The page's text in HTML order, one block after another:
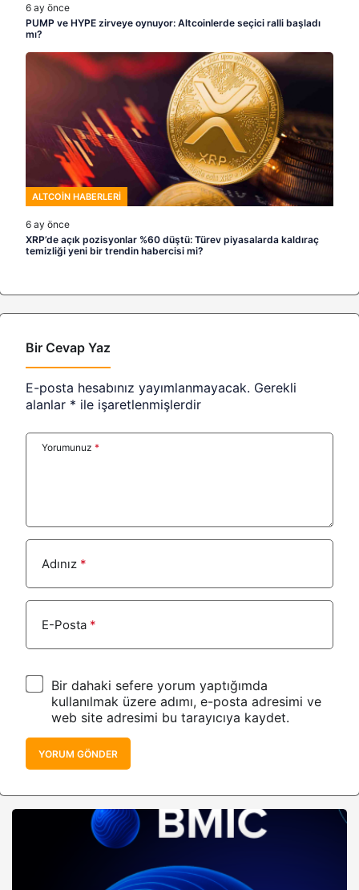
6 ay önce
PUMP ve HYPE zirveye oynuyor: Altcoinlerde seçici ralli başladı
mı?
ALTCOIN HABERLERI
6 ay önce
XRP’de açık pozisyonlar %60 düştü: Türev piyasalarda kaldıraç
temizliği yeni bir trendin habercisi mi?
Bir Cevap Yaz
E-posta hesabınız yayımlanmayacak. Gerekli
alanlar * ile işaretlenmişlerdir
Yorumunuz *
Adınız *
E-Posta *
Bir dahaki sefere yorum yaptığımda
kullanılmak üzere adımı, e-posta adresimi ve
web site adresimi bu tarayıcıya kaydet.
YORUM GÖNDER